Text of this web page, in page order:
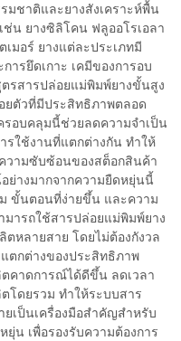
มชาติและยางสังเคราะห์พื้น
ช่น ยางซิลิโคน ฟลูออโรเอลา
เมอร์ ยางแต่ละประเภทมี
รยึดเกาะ เคมีของการอบ
รสารปล่อยแม่พิมพ์ยางขั้นสูง
ยตัวที่มีประสิทธิภาพตลอด
รอบคลุมนี้ช่วยลดความจำเป็น
ใช้งานที่แตกต่างกัน ทำให้
วามซับซ้อนของสต็อกสินค้า
ย่างมากจากความยืดหยุ่นนี้
ขั้นตอนที่ง่ายขึ้น และความ
ารถใช้สารปล่อยแม่พิมพ์ยาง
ตหลายสาย โดยไม่ต้องกังวล
ตกต่างของประสิทธิภาพ
คาดการณ์ได้ดีขึ้น ลดเวลา
โดยรวม ทำให้ระบบสาร
เป็นเครื่องมือสำคัญสำหรับ
น เพื่อรองรับความต้องการ